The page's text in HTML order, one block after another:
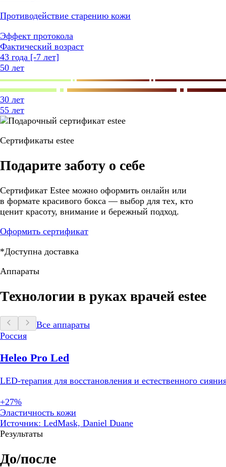
Противодействие старению кожи
Эффект протокола
Фактический возраст
43 года [-7 лет]
50 лет
30 лет
55 лет
Сертификаты estee
Подарите заботу о себе
Сертификат Estee можно оформить онлайн или
в формате красивого бокса — выбор для тех, кто
ценит красоту, внимание и бережный подход.
Оформить сертификат
*Доступна доставка
Аппараты
Технологии в руках врачей estee
Все аппараты
Россия
Heleo Pro Led
LED-терапия для восстановления и естественного
+27%
Эластичность кожи
Источник: LedMask, Daniel Duane
Результаты
До/после